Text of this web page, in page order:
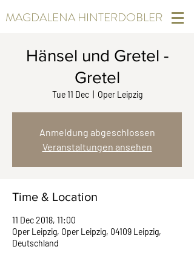
MAGDALENA HINTERDOBLER
Hänsel und Gretel -
Gretel
Tue 11 Dec
  |
Oper Leipzig
Anmeldung abgeschlossen
Veranstaltungen ansehen
Time & Location
11 Dec 2018, 11:00
Oper Leipzig, Oper Leipzig, 04109 Leipzig,
Deutschland